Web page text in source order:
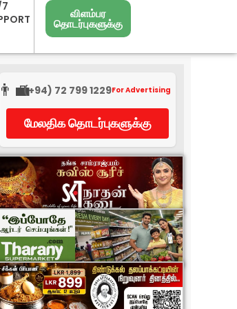
விளம்பர
தொடர்புகளுக்கு
👨‍💼(+94) 72 799 1229For Advertising
மேலதிக தொடர்புகளுக்கு